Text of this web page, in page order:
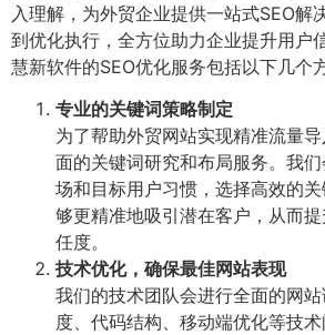
入理解，为外贸企业提供一站式SEO解
到优化执行，全方位助力企业提升用户
慧新软件的SEO优化服务包括以下几个
专业的关键词策略制定
为了帮助外贸网站实现精准流量
面的关键词研究和布局服务。我
场和目标用户习惯，选择高效的
够更精准地吸引潜在客户，从而
任度。
技术优化，确保最佳网站表现
我们的技术团队会进行全面的网
度、代码结构、移动端优化等技